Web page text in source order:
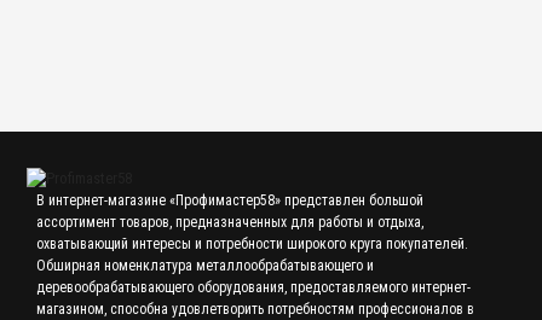
В интернет-магазине «Профимастер58» представлен большой
ассортимент товаров, предназначенных для работы и отдыха,
охватывающий интересы и потребности широкого круга покупателей.
Обширная номенклатура металлообрабатывающего и
деревообрабатывающего оборудования, предоставляемого интернет-
магазином, способна удовлетворить потребностям профессионалов в